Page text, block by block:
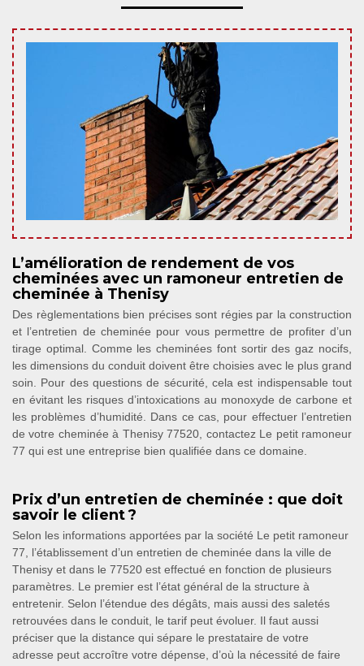
L’amélioration de rendement de vos
cheminées avec un ramoneur entretien de
cheminée à Thenisy
Des règlementations bien précises sont régies par la construction
et l’entretien de cheminée pour vous permettre de profiter d’un
tirage optimal. Comme les cheminées font sortir des gaz nocifs,
les dimensions du conduit doivent être choisies avec le plus grand
soin. Pour des questions de sécurité, cela est indispensable tout
en évitant les risques d’intoxications au monoxyde de carbone et
les problèmes d’humidité. Dans ce cas, pour effectuer l’entretien
de votre cheminée à Thenisy 77520, contactez Le petit ramoneur
77 qui est une entreprise bien qualifiée dans ce domaine.
Prix d’un entretien de cheminée : que doit
savoir le client ?
Selon les informations apportées par la société Le petit ramoneur
77, l’établissement d’un entretien de cheminée dans la ville de
Thenisy et dans le 77520 est effectué en fonction de plusieurs
paramètres. Le premier est l’état général de la structure à
entretenir. Selon l’étendue des dégâts, mais aussi des saletés
retrouvées dans le conduit, le tarif peut évoluer. Il faut aussi
préciser que la distance qui sépare le prestataire de votre
adresse peut accroître votre dépense, d’où la nécessité de faire